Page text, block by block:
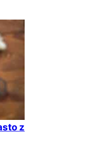
z